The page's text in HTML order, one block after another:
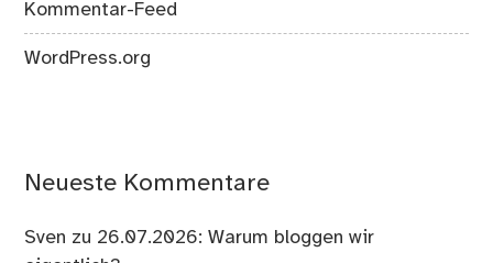
Kommentar-Feed
WordPress.org
Neueste Kommentare
Sven zu 26.07.2026: Warum bloggen wir